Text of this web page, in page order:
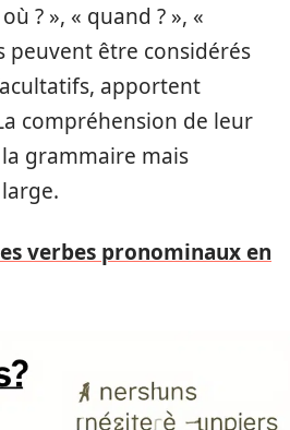
? », « quand ? », «
peuvent être considérés
apportent
compréhension de leur
grammaire mais
verbes pronominaux en